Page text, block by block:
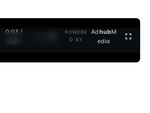
0:03 /
3:37
POWERE
D BY
AdhubM
edia